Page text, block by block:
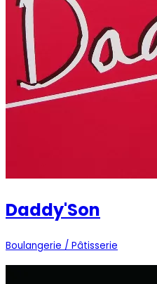
Daddy'Son
Boulangerie / Pâtisserie